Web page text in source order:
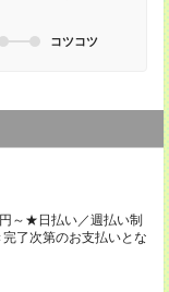
コツコツ
～★日払い／週払い制
了次第のお支払いとな